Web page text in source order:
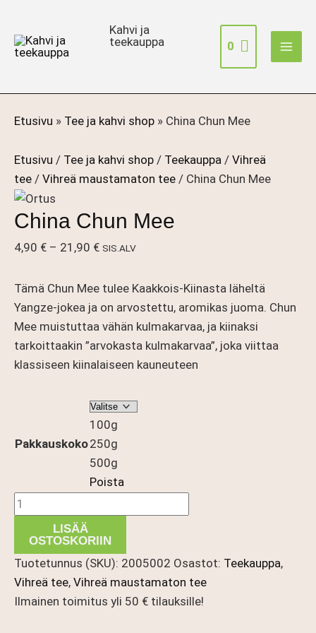
Kahvi ja
teekauppa
0
Etusivu » Tee ja kahvi shop » China Chun Mee
Etusivu / Tee ja kahvi shop / Teekauppa / Vihreä
tee / Vihreä maustamaton tee / China Chun Mee
China Chun Mee
4,90 € – 21,90 €Hintaluokka:
-
21,90 €
SIS.ALV
Tämä Chun Mee tulee Kaakkois-Kiinasta läheltä
Yangze-jokea ja on arvostettu, aromikas juoma. Chun
Mee muistuttaa vähän kulmakarvaa, ja kiinaksi
tarkoittaakin ”arvokasta kulmakarvaa”, joka viittaa
klassiseen kiinalaiseen kauneuteen
Pakkauskoko
100g
250g
500g
Poista
China
Chun
Mee
määrä
LISÄÄ
OSTOSKORIIN
Tuotetunnus (SKU): 2005002 Osastot: Teekauppa,
Vihreä tee, Vihreä maustamaton tee
Ilmainen toimitus yli 50 € tilauksille!